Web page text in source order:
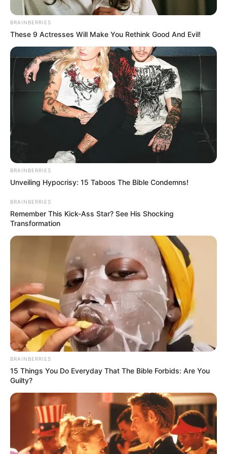
Amikor odaálltunk az esküvői tortához, az egész terem
elcsendesedett. Megfogtam a kést, rámosolyogtam a
vendégekre — és abban a pillanatban a férjem váratlanul
meglökött hátulról. Elvesztettem az egyensúlyomat,
egyenesen a tortára zuhantam, majd a földre estem.
A krém mindenhol szétfröccsent. A ruhám, a sminkem, a
frizurám — egyetlen másodperc alatt minden tönkrement. Ott
ültem a földön és zokogtam.
— Ezt mégis miért tetted?.. — kérdeztem remegő hangon.
BRAINBERRIES
These 9 Actresses Will Make You Rethink Good And Evil!
BRAINBERRIES
Unveiling Hypocrisy: 15 Taboos The Bible Condemns!
BRAINBERRIES
Remember This Kick-Ass Star? See His Shocking
Transformation
BRAINBERRIES
15 Things You Do Everyday That The Bible Forbids: Are You
Guilty?